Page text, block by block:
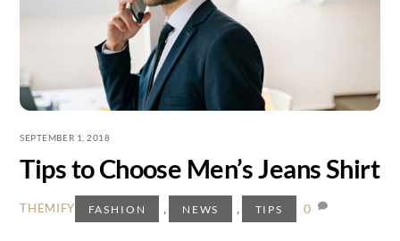
SEPTEMBER 1, 2018
Tips to Choose Men’s Jeans Shirt
THEMIFY FASHION , NEWS , TIPS 0